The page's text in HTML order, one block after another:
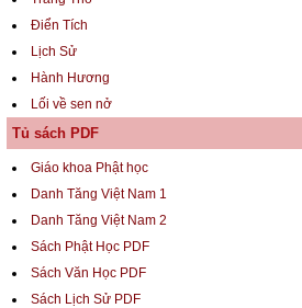
Điển Tích
Lịch Sử
Hành Hương
Lối về sen nở
Tủ sách PDF
Giáo khoa Phật học
Danh Tăng Việt Nam 1
Danh Tăng Việt Nam 2
Sách Phật Học PDF
Sách Văn Học PDF
Sách Lịch Sử PDF